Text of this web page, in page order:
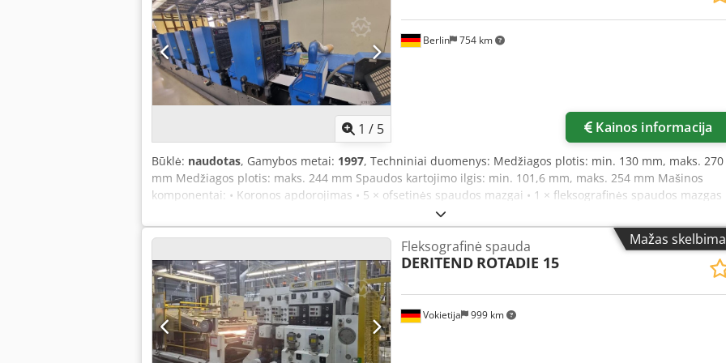
1 / 5
Berlin 754 km
Kainos informacija
Būklė: naudotas, Gamybos metai: 1997, Techniniai duomenys: Medžiagos plotis: min. 130 mm, maks. 270
mm Medžiagos plotis: maks. 244 mm Spaudos kartojimo ilgis: min. 101,6 mm, maks. 254 mm Mašinos
komponentai: • Koronos apdorojimas • 5 × ofsetinės spaudos mazgai • 1 × fleksografinės spaudos mazgas
Plokščio karšto folijos štampavimo mazgas Cjdpfjxpilrex Ak Toha • Plokščio štampavimo mazgas
Mažas
Vokietija 999 km
Fleksografinė spauda
DERITEND ROTADIE 15